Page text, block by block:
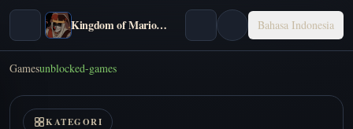
Kingdom of Marionettes Bahasa Indonesia
Gamesunblocked-games
KATEGORI